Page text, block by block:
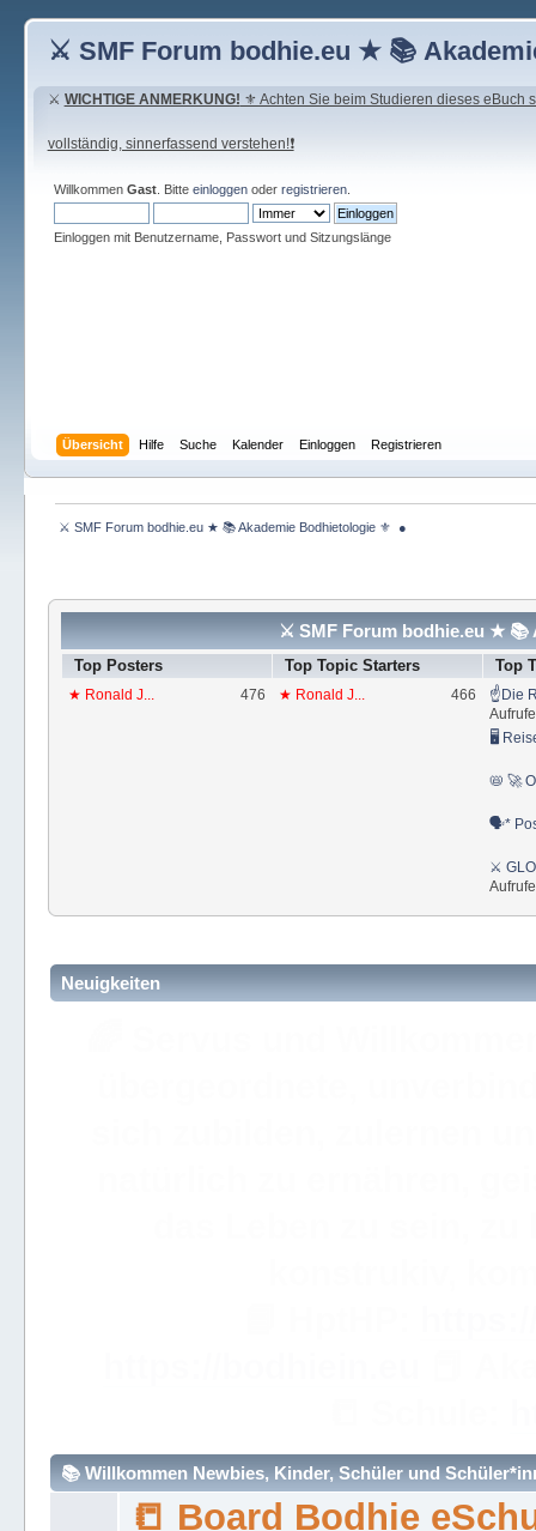
⚔ SMF Forum bodhie.eu ★ 📚
⚔ WICHTIGE ANMERKUNG! ⚜ Achten Sie beim Studieren dieses eBuch
vollständig, sinnerfassend verstehen!❗
Willkommen Gast. Bitte einloggenoder registrieren.
Einloggen mit Benutzername, Passwort und Sitzungslänge
Übersicht Hilfe Suche Kalender Einloggen Registrieren
⚔ SMF Forum bodhie.eu ★ 📚 Akademie Bodhietologie ⚜  ●
⚔ SMF Forum bodhie.eu ★ 📚
Top Posters Top Topic Starters Top
★ Ronald J... 476 ★ Ronald J... 466
☝Die
Aufrufe
🖥
📛 🚀
🗣*
⚔
Aufrufe
Neuigkeiten
🧮https://bodhie.eu/
📚 Willkommen Newbies, Kinder, Schüler und